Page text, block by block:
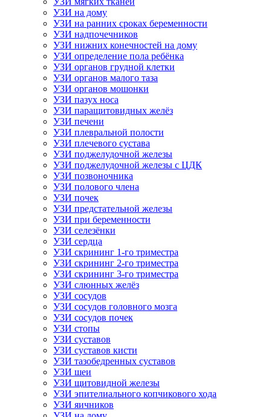
УЗИ на дому
УЗИ на ранних сроках беременности
УЗИ надпочечников
УЗИ нижних конечностей на дому
УЗИ определение пола ребёнка
УЗИ органов грудной клетки
УЗИ органов малого таза
УЗИ органов мошонки
УЗИ пазух носа
УЗИ паращитовидных желёз
УЗИ печени
УЗИ плевральной полости
УЗИ плечевого сустава
УЗИ поджелудочной железы
УЗИ поджелудочной железы с ЦДК
УЗИ позвоночника
УЗИ полового члена
УЗИ почек
УЗИ предстательной железы
УЗИ при беременности
УЗИ селезёнки
УЗИ сердца
УЗИ скрининг 1-го триместра
УЗИ скрининг 2-го триместра
УЗИ скрининг 3-го триместра
УЗИ слюнных желёз
УЗИ сосудов
УЗИ сосудов головного мозга
УЗИ сосудов почек
УЗИ стопы
УЗИ суставов
УЗИ суставов кисти
УЗИ тазобедренных суставов
УЗИ шеи
УЗИ щитовидной железы
УЗИ эпителиального копчикового хода
УЗИ яичников